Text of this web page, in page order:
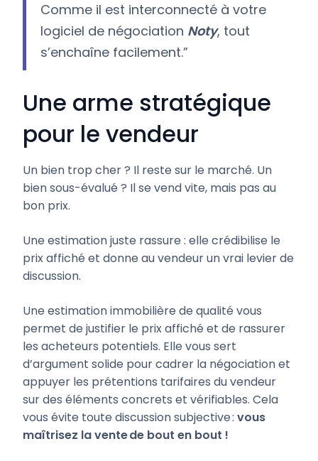
Comme il est interconnecté à votre
logiciel de négociation Noty, tout
s’enchaîne facilement.”
Une arme stratégique
pour le vendeur
Un bien trop cher ? Il reste sur le marché. Un
bien sous-évalué ? Il se vend vite, mais pas au
bon prix.
Une estimation juste rassure : elle crédibilise le
prix affiché et donne au vendeur un vrai levier de
discussion.
Une estimation immobilière de qualité vous
permet de justifier le prix affiché et de rassurer
les acheteurs potentiels. Elle vous sert
d’argument solide pour cadrer la négociation et
appuyer les prétentions tarifaires du vendeur
sur des éléments concrets et vérifiables. Cela
vous évite toute discussion subjective : vous
maîtrisez la vente de bout en bout !